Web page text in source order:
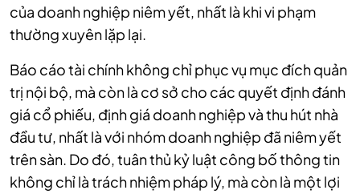
của doanh nghiệp niêm yết, nhất là khi vi phạm
thường xuyên lặp lại.
Báo cáo tài chính không chỉ phục vụ mục đích quản
trị nội bộ, mà còn là cơ sở cho các quyết định đánh
giá cổ phiếu, định giá doanh nghiệp và thu hút nhà
đầu tư, nhất là với nhóm doanh nghiệp đã niêm yết
trên sàn. Do đó, tuân thủ kỷ luật công bố thông tin
không chỉ là trách nhiệm pháp lý, mà còn là một lợi